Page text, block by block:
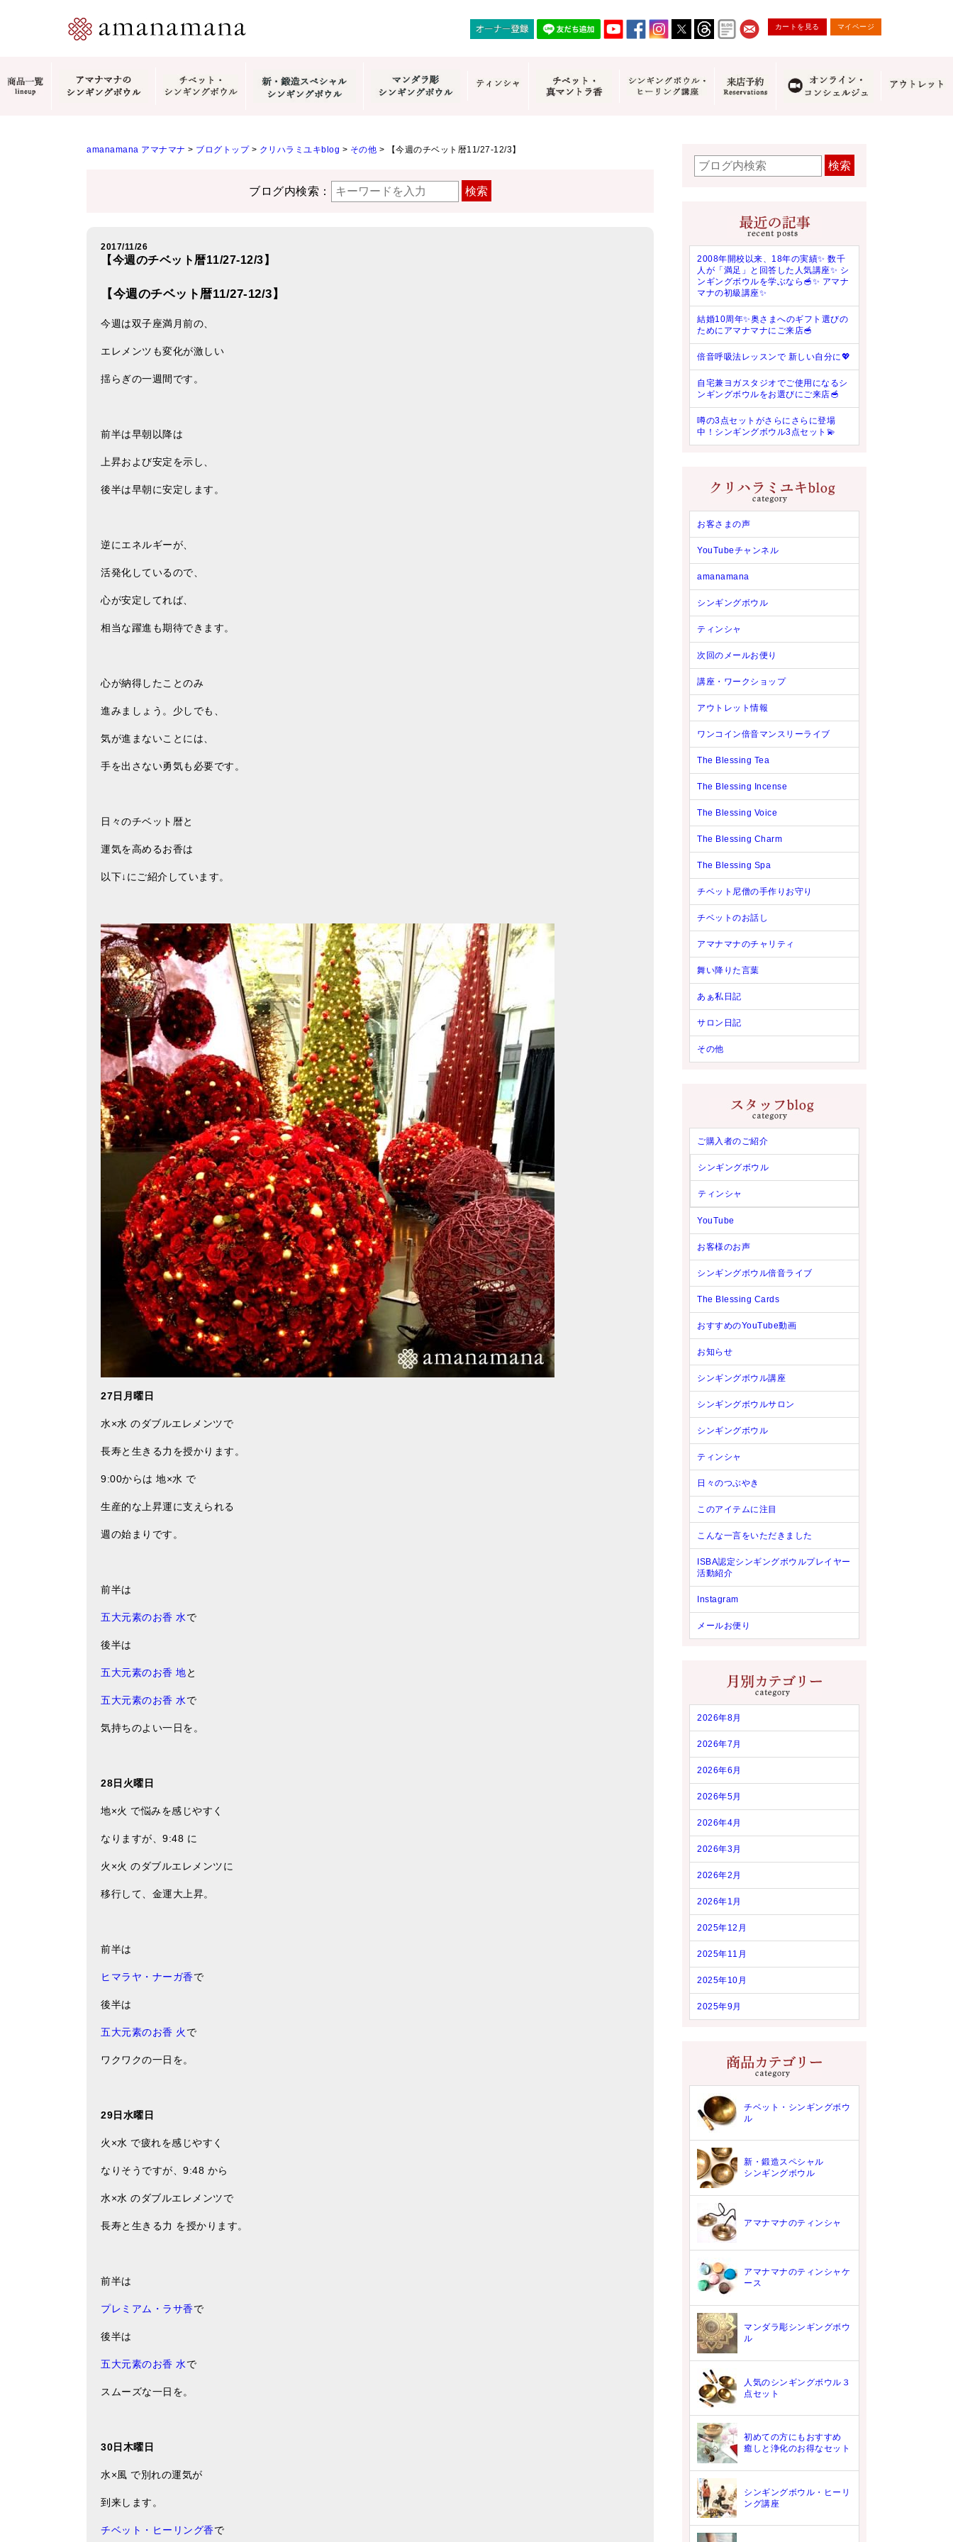
カートを見る マイページ
amanamana アマナマナ > ブログトップ> クリハラミユキblog > その他 > 【今週のチベット暦11/27-12/3】
ブログ内検索： 検索
2017/11/26
【今週のチベット暦11/27-12/3】
【今週のチベット暦11/27-12/3】
今週は双子座満月前の、
エレメンツも変化が激しい
揺らぎの一週間です。
前半は早朝以降は
上昇および安定を示し、
後半は早朝に安定します。
逆にエネルギーが、
活発化しているので、
心が安定してれば、
相当な躍進も期待できます。
心が納得したことのみ
進みましょう。少しでも、
気が進まないことには、
手を出さない勇気も必要です。
日々のチベット暦と
運気を高めるお香は
以下↓にご紹介しています。
27日月曜日
水×水 のダブルエレメンツで
長寿と生きる力を授かります。
9:00からは 地×水 で
生産的な上昇運に支えられる
週の始まりです。
前半は
五大元素のお香 水で
後半は
五大元素のお香 地と
五大元素のお香 水で
気持ちのよい一日を。
28日火曜日
地×火 で悩みを感じやすく
なりますが、9:48 に
火×火 のダブルエレメンツに
移行して、金運大上昇。
前半は
ヒマラヤ・ナーガ香で
後半は
五大元素のお香 火 で
ワクワクの一日を。
29日水曜日
火×水 で疲れを感じやすく
なりそうですが、9:48 から
水×水 のダブルエレメンツで
長寿と生きる力 を授かります。
前半は
プレミアム・ラサ香で
後半は
五大元素のお香 水で
スムーズな一日を。
30日木曜日
水×風 で別れの運気が
到来します。
チベット・ヒーリング香で
検索
2008年開校以来、18年の実績✨ 数千
人が「満足」と回答した人気講座✨ シ
ンギングボウルを学ぶなら🥣✨ アマナ
マナの初級講座✨
結婚10周年✨奥さまへのギフト選びの
ためにアマナマナにご来店🥣
倍音呼吸法レッスンで 新しい自分に💖
自宅兼ヨガスタジオでご使用になるシ
ンギングボウルをお選びにご来店🥣
噂の3点セットがさらにさらに登場
中！シンギングボウル3点セット💫
お客さまの声
YouTubeチャンネル
amanamana
シンギングボウル
ティンシャ
次回のメールお便り
講座・ワークショップ
アウトレット情報
ワンコイン倍音マンスリーライブ
The Blessing Tea
The Blessing Incense
The Blessing Voice
The Blessing Charm
The Blessing Spa
チベット尼僧の手作りお守り
チベットのお話し
アマナマナのチャリティ
舞い降りた言葉
あぁ私日記
サロン日記
その他
ご購入者のご紹介
シンギングボウル
ティンシャ
YouTube
お客様のお声
シンギングボウル倍音ライブ
The Blessing Cards
おすすめのYouTube動画
お知らせ
シンギングボウル講座
シンギングボウルサロン
シンギングボウル
ティンシャ
日々のつぶやき
このアイテムに注目
こんな一言をいただきました
ISBA認定シンギングボウルプレイヤー
活動紹介
Instagram
メールお便り
2026年8月
2026年7月
2026年6月
2026年5月
2026年4月
2026年3月
2026年2月
2026年1月
2025年12月
2025年11月
2025年10月
2025年9月
チベット・シンギングボウ
ル
新・鍛造スペシャル
シンギングボウル
アマナマナのティンシャ
アマナマナのティンシャケ
ース
マンダラ彫シンギングボウ
ル
人気のシンギングボウル３
点セット
初めての方にもおすすめ
癒しと浄化のお得なセット
シンギングボウル・ヒーリ
ング講座